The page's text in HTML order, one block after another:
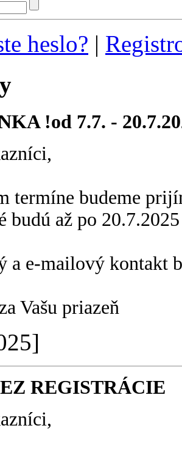
heslo? |
!od 7.7. -
termíne budeme
budú až po
a e-mailový kontakt
Vašu priazeň
REGISTRÁCIE